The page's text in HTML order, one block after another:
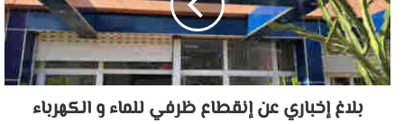
بلاغ إخباري عن إنقطاع ظرفي للماء و الكهرباء